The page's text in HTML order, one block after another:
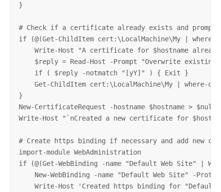
}
# Check if a certificate already exists and prompt
if (@(Get-ChildItem cert:\LocalMachine\My |
Write-Host "A certificate for $hostname
$reply = Read-Host -Prompt "Overwrite existing
    if ( $reply -notmatch "[yY]" ) { Exit }
Get-ChildItem cert:\LocalMachine\My | where-
}
New-CertificateRequest -hostname $hostname > $null
Write-Host "`nCreated a new certificate for
# Create https binding if necessary and add new
import-module WebAdministration
if (@(Get-WebBinding -name "Default Web Site" |
New-WebBinding -name "Default Web Site" -
Write-Host 'Created https binding for "Default